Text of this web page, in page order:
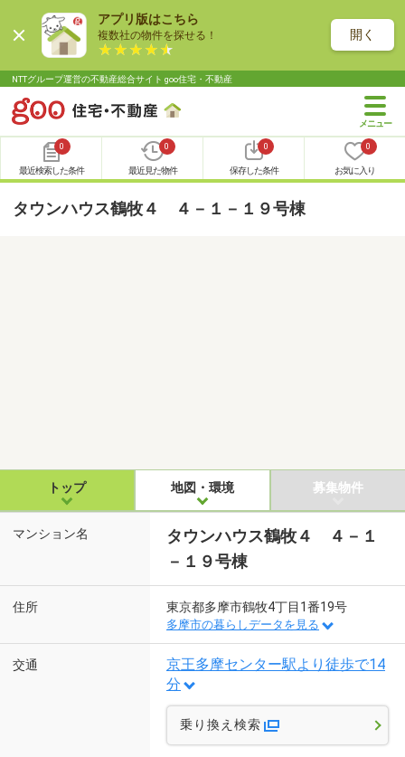
アプリ版はこちら
複数社の物件を探せる！ 開く
NTTグループ運営の不動産総合サイト goo住宅・不動産
0
最近検索した条件
0
最近見た物件
0
保存した条件
0
お気に入り
タウンハウス鶴牧４ ４－１－１９号棟
トップ 地図・環境 募集物件
マンション名
タウンハウス鶴牧４ ４－１
－１９号棟
住所 東京都多摩市鶴牧4丁目1番19号
多摩市の暮らしデータを見る
交通
京王多摩センター駅より徒歩で14
分
乗り換え検索